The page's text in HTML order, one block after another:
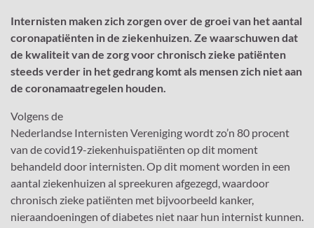
Internisten maken zich zorgen over de groei van het aantal
coronapatiënten in de ziekenhuizen. Ze waarschuwen dat
de kwaliteit van de zorg voor chronisch zieke patiënten
steeds verder in het gedrang komt als mensen zich niet aan
de coronamaatregelen houden.
Volgens de
Nederlandse Internisten Vereniging wordt zo’n 80 procent
van de covid19-ziekenhuispatiënten op dit moment
behandeld door internisten. Op dit moment worden in een
aantal ziekenhuizen al spreekuren afgezegd, waardoor
chronisch zieke patiënten met bijvoorbeeld kanker,
nieraandoeningen of diabetes niet naar hun internist kunnen.